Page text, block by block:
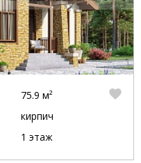
75.9 м²
кирпич
1 этаж